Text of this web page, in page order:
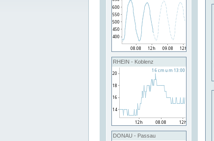
RHEIN - Koblenz
DONAU - Passau